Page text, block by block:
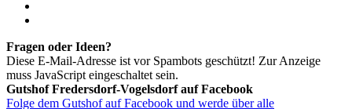
Fragen oder Ideen?
Diese E-Mail-Adresse ist vor Spambots geschützt! Zur Anzeige
muss JavaScript eingeschaltet sein.
Gutshof Fredersdorf-Vogelsdorf auf Facebook
Folge dem Gutshof auf Facebook und werde über alle